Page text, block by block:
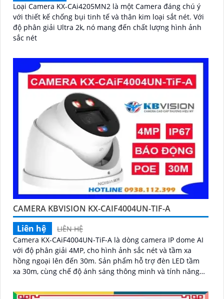
Loại Camera KX-CAi4205MN2 là một Camera đáng chú ý
với thiết kế chống bụi tinh tế và thân kim loại sắt nét. Với
độ phân giải Ultra 2k, nó mang đến chất lượng hình ảnh
sắc nét
CAMERA KBVISION KX-CAIF4004UN-TIF-A
Liên hệ
LIÊN HỆ
Camera KX-CAiF4004UN-TiF-A là dòng camera IP dome AI
với độ phân giải 4MP, cho hình ảnh sắc nét và tầm xa
hồng ngoại lên đến 30m. Sản phẩm hỗ trợ đèn LED tầm
xa 30m, cùng chế độ ánh sáng thông minh và tính năng
110dB